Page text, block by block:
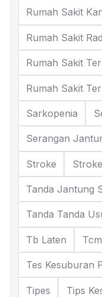
Rumah Sakit
Rumah Sakit
Rumah Sakit
Rumah Sakit
Sarkopenia
Serangan
Stroke
Tanda Jantung
Tanda Tanda
Tb Laten Tcm
Tes Kesuburan
Tipes Tips